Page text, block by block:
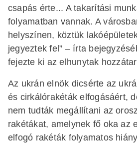
csapás érte... A takarítási
folyamatban vannak. A
helyszínen, köztük
jegyeztek fel” – írta
fejezte ki az elhunytak
Az ukrán elnök dicsérte az
és cirkálórakéták elfogásáért,
nem tudták megállítani az
rakétákat, amelynek fő oka az
elfogó rakéták folyamatos